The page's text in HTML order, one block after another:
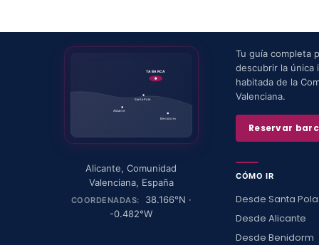
TABARCA
Santa Pola
Alicante
Benidorm
Alicante,Comunidad
Valenciana, España
COORDENADAS: 38.166°N ·
-0.482°W
Tu guía completa
descubrir la única
habitada de la
Valenciana.
Reservar
CÓMO IR
Desde Santa Pola
Desde Alicante
Desde Benidorm